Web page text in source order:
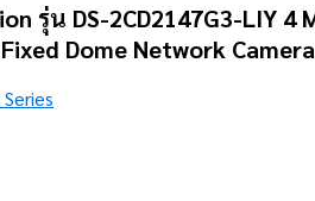
รุ่น DS-2CD2147G3-LIY 4
Dome Network Camera